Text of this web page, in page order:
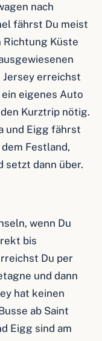
nach
fährst Du meist
Richtung Küste
erreichst
eigenes Auto
Kurztrip nötig.
und Eigg fährst
Festland,
setzt dann über.
wenn Du
bis
Du per
und dann
hat keinen
ab Saint
Eigg sind am